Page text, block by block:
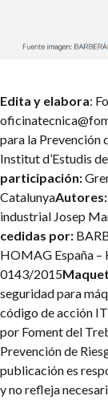
Edita y elabora:
para la Prevención
Institut d’Estudis
participación:
CatalunyaAutores:
industrial Josep
cedidas por:
HOMAG España
0143/2015
seguridad para
código de acción
por Foment del
Prevención de
publicación es
y no refleja